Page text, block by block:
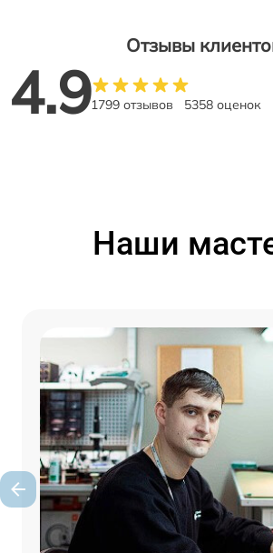
Отзывы
4.91799 отзывов 5358 оценок
Наши